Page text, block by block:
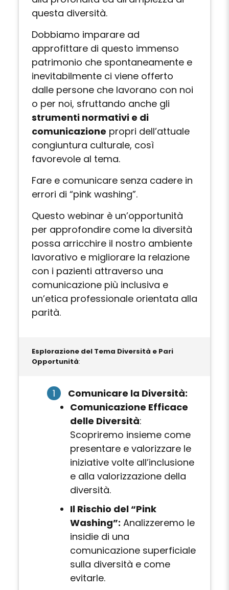
questa diversità.
Dobbiamo imparare ad
approfittare di questo immenso
patrimonio che spontaneamente e
inevitabilmente ci viene offerto
dalle persone che lavorano con noi
o per noi, sfruttando anche gli
strumenti normativi e di
comunicazione propri dell’attuale
congiuntura culturale, così
favorevole al tema.
Fare e comunicare senza cadere in
errori di “pink washing”.
Questo webinar è un’opportunità
per approfondire come la diversità
possa arricchire il nostro ambiente
lavorativo e migliorare la relazione
con i pazienti attraverso una
comunicazione più inclusiva e
un’etica professionale orientata alla
parità.
Esplorazione del Tema Diversità e Pari
Opportunità:
Comunicare la Diversità:
Comunicazione Efficace
delle Diversità:
Scopriremo insieme come
presentare e valorizzare le
iniziative volte all’inclusione
e alla valorizzazione della
diversità.
Il Rischio del “Pink
Washing”: Analizzeremo le
insidie di una
comunicazione superficiale
sulla diversità e come
evitarle.